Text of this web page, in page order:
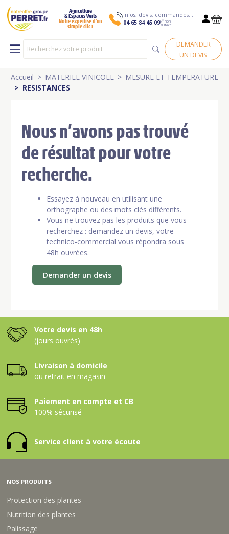
Agriculture
& Espaces Verts
Notre expertise d’un
simple clic !
Infos, devis, commandes…
04 65 84 45 09N° non
surtaxé
DEMANDER
UN DEVIS
Accueil MATERIEL VINICOLE
MESURE ET TEMPERATURE
RESISTANCES
Nous n’avons pas trouvé
de résultat pour votre
recherche.
Essayez à nouveau en utilisant une
orthographe ou des mots clés différents.
Vous ne trouvez pas les produits que vous
recherchez : demandez un devis, votre
technico-commercial vous répondra sous
48h ouvrées.
Demander un devis
Votre devis en 48h
(jours ouvrés)
Livraison à domicile
ou retrait en magasin
Paiement en compte et CB
100% sécurisé
Service client à votre écoute
NOS PRODUITS
Protection des plantes
Nutrition des plantes
Palissage